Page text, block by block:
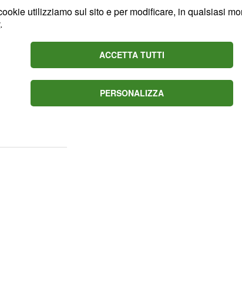
inesistenti. Con
le
riguardano i
che verso quella
(la questione
utilizziamo sul sito e per modificare, in qualsiasi
.
ACCETTA TUTTI
PERSONALIZZA